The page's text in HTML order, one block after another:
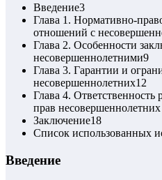
Введение3
Глава 1. Нормативно-
отношений с
Глава 2. Особенности
несовершеннолетними9
Глава 3. Гарантии и
несовершеннолетних12
Глава 4. Ответственность
прав
Заключение18
Список использованных
Введение